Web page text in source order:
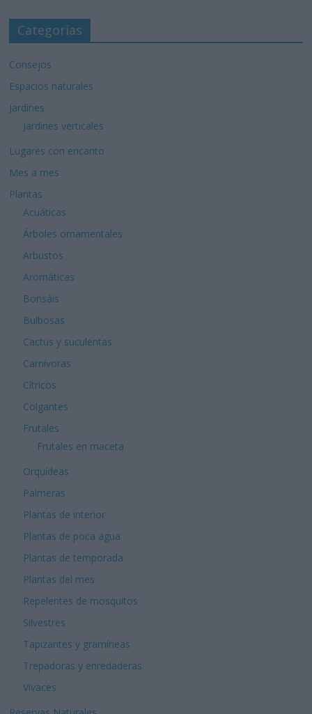
Categorías
Consejos
Espacios naturales
Jardines
Jardines verticales
Lugares con encanto
Mes a mes
Plantas
Acuáticas
Árboles ornamentales
Arbustos
Aromáticas
Bonsáis
Bulbosas
Cactus y suculentas
Carnívoras
Cítricos
Colgantes
Frutales
Frutales en maceta
Orquídeas
Palmeras
Plantas de interior
Plantas de poca agua
Plantas de temporada
Plantas del mes
Repelentes de mosquitos
Silvestres
Tapizantes y gramíneas
Trepadoras y enredaderas
Vivaces